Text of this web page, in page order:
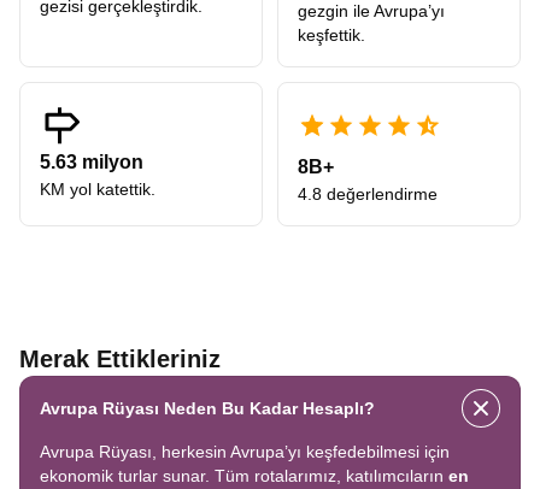
gezisi gerçekleştirdik.
gezgin ile Avrupa’yı
keşfettik.
5.63 milyon
KM yol katettik.
8B+
4.8 değerlendirme
Merak Ettikleriniz
Avrupa Rüyası Neden Bu Kadar Hesaplı?
Avrupa Rüyası, herkesin Avrupa’yı keşfedebilmesi için
ekonomik turlar sunar. Tüm rotalarımız, katılımcıların en